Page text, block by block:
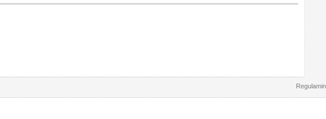
Regulamin